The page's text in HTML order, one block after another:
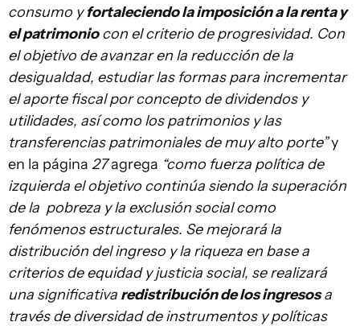
consumo yfortaleciendo la imposición a la renta y
el patrimoniocon el criterio de progresividad. Con
el objetivo de avanzar en la reducción de la
desigualdad, estudiar las formas para incrementar
el aporte fiscal por concepto de dividendos y
utilidades, así como los patrimonios y las
transferencias patrimoniales de muy alto porte”y
en la página 27agrega “como fuerza política de
izquierda el objetivo continúa siendo la superación
de la pobreza y la exclusión social como
fenómenos estructurales. Se mejorará la
distribución del ingreso y la riqueza en base a
criterios de equidad y justicia social, se realizará
una significativa redistribución de los ingresosa
través de diversidad de instrumentos y políticas